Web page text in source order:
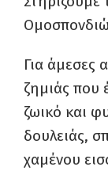
Για άμεσες
ζημιάς που
ζωικό και
δουλειάς,
χαμένου